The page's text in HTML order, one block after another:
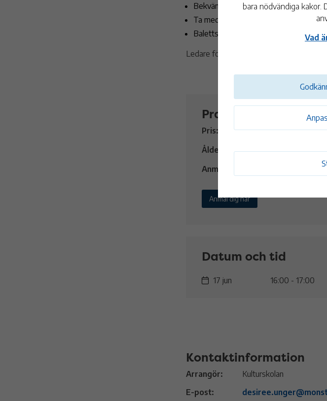
Bekväma kläder att röra sig i
Ta med vattenflaska
Balettskor finns att låna
Ledare för kursen är Kathrin Schubert.
Praktisk information
Pris:
Kostnadsfritt
Ålder:
4-6 år
Anmälan:
Anmäl dig här
Datum och tid
17 jun 16:00 - 17:00
Kontaktinformation
Arrangör:
Kulturskolan
E-post:
bara nödvändiga kakor.
Vad